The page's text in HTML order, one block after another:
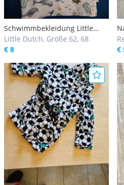
Schwimmbekleidung Little
dutch neu
Little Dutch, Größe 62, 68
€ 8
€